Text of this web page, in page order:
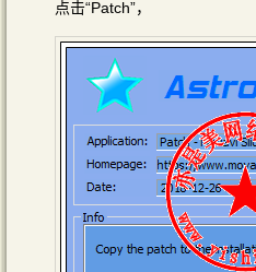
点击“Patch”，